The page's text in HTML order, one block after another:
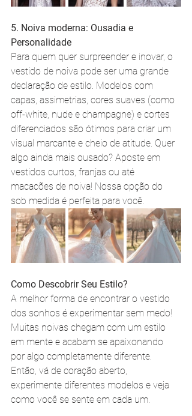
5. Noiva moderna: Ousadia e
Personalidade
Para quem quer surpreender e inovar, o
vestido de noiva pode ser uma grande
declaração de estilo. Modelos com
capas, assimetrias, cores suaves (como
off-white, nude e champagne) e cortes
diferenciados são ótimos para criar um
visual marcante e cheio de atitude. Quer
algo ainda mais ousado? Aposte em
vestidos curtos, franjas ou até
macacões de noiva! Nossa opção do
sob medida é perfeita para você.
Como Descobrir Seu Estilo?
A melhor forma de encontrar o vestido
dos sonhos é experimentar sem medo!
Muitas noivas chegam com um estilo
em mente e acabam se apaixonando
por algo completamente diferente.
Então, vá de coração aberto,
experimente diferentes modelos e veja
como você se sente em cada um.